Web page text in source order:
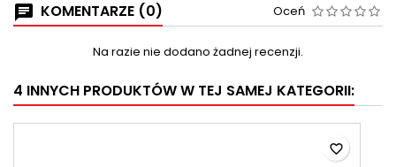
KOMENTARZE (0) Oceń
Na razie nie dodano żadnej recenzji.
4 INNYCH PRODUKTÓW W TEJ SAMEJ KATEGORII:
favorite_border